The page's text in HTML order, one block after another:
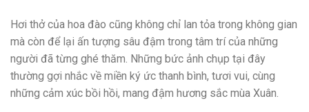
Hơi thở của hoa đào cũng không chỉ lan tỏa trong không gian
mà còn để lại ấn tượng sâu đậm trong tâm trí của những
người đã từng ghé thăm. Những bức ảnh chụp tại đây
thường gợi nhắc về miền ký ức thanh bình, tươi vui, cùng
những cảm xúc bồi hồi, mang đậm hương sắc mùa Xuân.